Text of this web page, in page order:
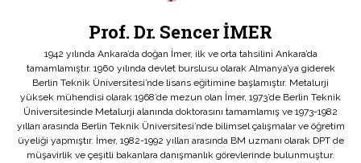
Prof. Dr. Sencer İMER
1942 yılında Ankara’da doğan İmer, ilk ve orta tahsilini Ankara’da
tamamlamıştır. 1960 yılında devlet burslusu olarak Almanya’ya giderek
Berlin Teknik Üniversitesi’nde lisans eğitimine başlamıştır. Metalurji
yüksek mühendisi olarak 1968’de mezun olan İmer, 1973’de Berlin Teknik
Üniversitesinde Metalurji alanında doktorasını tamamlamış ve 1973-1982
yılları arasında Berlin Teknik Üniversitesi’nde bilimsel çalışmalar ve öğretim
üyeliği yapmıştır. İmer, 1982-1992 yılları arasında BM uzmanı olarak DPT de
müşavirlik ve çeşitli bakanlara danışmanlık görevlerinde bulunmuştur.